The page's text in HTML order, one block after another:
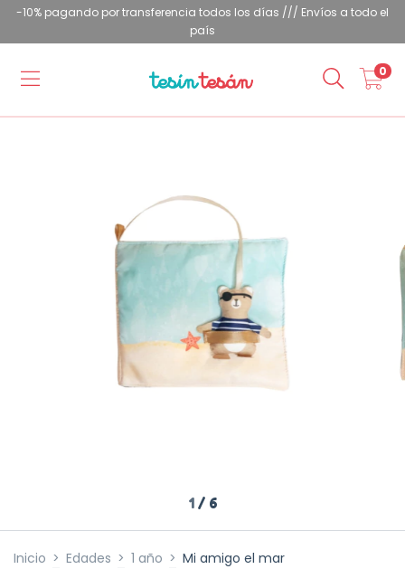
-10% pagando por transferencia todos los días /// Envíos a todo el
país
0
1/ 6
Inicio > Edades > 1 año > Mi amigo el mar